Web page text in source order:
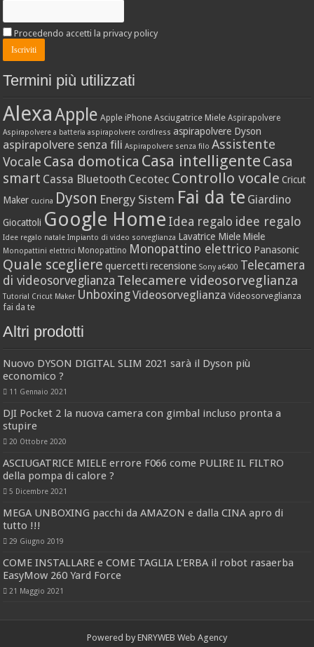
Procedendo accetti la privacy policy
Termini più utilizzati
AlexaApple Apple iPhone Asciugatrice Miele Aspirapolvere
Aspirapolvere a batteria aspirapolvere cordlress aspirapolvere Dyson
aspirapolvere senza fili Aspirapolvere senza filo Assistente
Vocale Casa domotica Casa intelligente Casa
smart Cassa Bluetooth Cecotec Controllo vocale Cricut
Maker cucina Dyson Energy Sistem Fai da te Giardino
Giocattoli Google Home Idea regalo idee regalo
Idee regalo natale Impianto di video sorveglianza Lavatrice Miele Miele
Monopattini elettrici Monopattino Monopattino elettrico Panasonic
Quale scegliere quercetti recensione Sony a6400 Telecamera
di videosorveglianza Telecamere videosorveglianza
Tutorial Cricut Maker UnboxingVideosorveglianza Videosorveglianza
fai da te
Altri prodotti
Nuovo DYSON DIGITAL SLIM 2021 sarà il Dyson più
economico ?
11 Gennaio 2021
DJI Pocket 2 la nuova camera con gimbal incluso pronta a
stupire
20 Ottobre 2020
ASCIUGATRICE MIELE errore F066 come PULIRE IL FILTRO
della pompa di calore ?
5 Dicembre 2021
MEGA UNBOXING pacchi da AMAZON e dalla CINA apro di
tutto !!!
29 Giugno 2019
COME INSTALLARE e COME TAGLIA L’ERBA il robot rasaerba
EasyMow 260 Yard Force
21 Maggio 2021
Powered by ENRYWEB Web Agency